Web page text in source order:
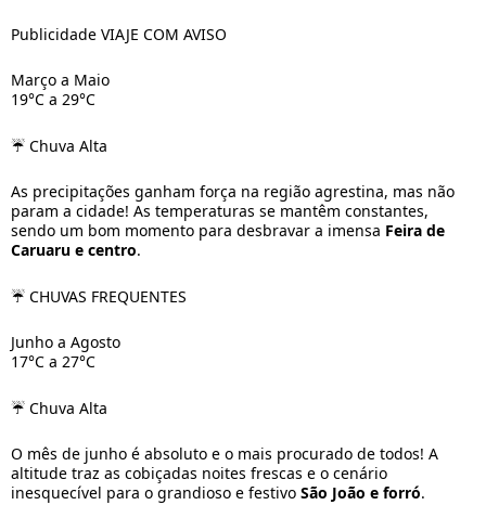
Publicidade VIAJE COM AVISO
Março a Maio
19°C a 29°C
☔ Chuva Alta
As precipitações ganham força na região agrestina, mas não
param a cidade! As temperaturas se mantêm constantes,
sendo um bom momento para desbravar a imensa Feira de
Caruaru e centro.
☔ CHUVAS FREQUENTES
Junho a Agosto
17°C a 27°C
☔ Chuva Alta
O mês de junho é absoluto e o mais procurado de todos! A
altitude traz as cobiçadas noites frescas e o cenário
inesquecível para o grandioso e festivo São João e forró.